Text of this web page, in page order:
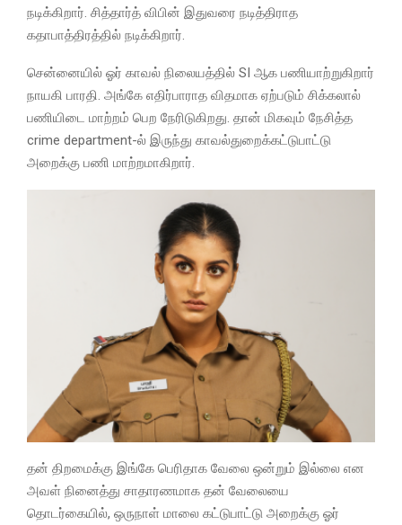
நடிக்கிறார். சித்தார்த் விபின் இதுவரை நடித்திராத
கதாபாத்திரத்தில் நடிக்கிறார்.
சென்னையில் ஓர் காவல் நிலையத்தில் SI ஆக பணியாற்றுகிறார்
நாயகி பாரதி. அங்கே எதிர்பாராத விதமாக ஏற்படும் சிக்கலால்
பணியிடை மாற்றம் பெற நேரிடுகிறது. தான் மிகவும் நேசித்த
crime department-ல் இருந்து காவல்துறைக்கட்டுபாட்டு
அறைக்கு பணி மாற்றமாகிறார்.
தன் திறமைக்கு இங்கே பெரிதாக வேலை ஒன்றும் இல்லை என
அவள் நினைத்து சாதாரணமாக தன் வேலையை
தொடர்கையில், ஒருநாள் மாலை கட்டுபாட்டு அறைக்கு ஓர்